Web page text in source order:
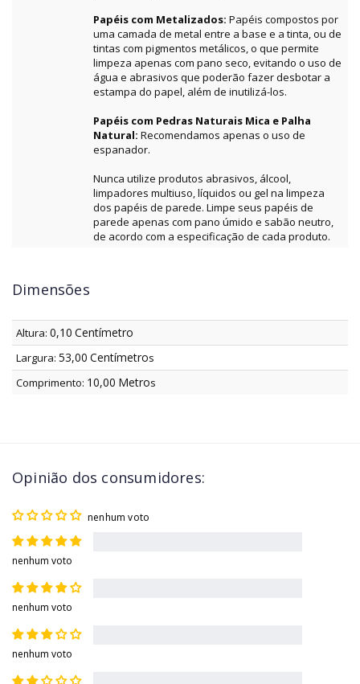
Papéis com Metalizados: Papéis compostos por
uma camada de metal entre a base e a tinta, ou de
tintas com pigmentos metálicos, o que permite
limpeza apenas com pano seco, evitando o uso de
água e abrasivos que poderão fazer desbotar a
estampa do papel, além de inutilizá-los.
Papéis com Pedras Naturais Mica e Palha
Natural: Recomendamos apenas o uso de
espanador.
Nunca utilize produtos abrasivos, álcool,
limpadores multiuso, líquidos ou gel na limpeza
dos papéis de parede. Limpe seus papéis de
parede apenas com pano úmido e sabão neutro,
de acordo com a especificação de cada produto.
Dimensões
Altura: 0,10 Centímetro
Largura: 53,00 Centímetros
Comprimento: 10,00 Metros
Opinião dos consumidores:
nenhum voto
nenhum voto
nenhum voto
nenhum voto